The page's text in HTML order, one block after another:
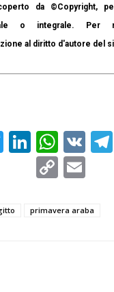
da ©Copyright,
o integrale. Per
al diritto d'autore del
TwitterLinkedIn
VK
Copy
primavera araba